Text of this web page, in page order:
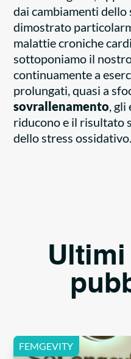
dai cambiamenti dello
dimostrato
malattie croniche
sottoponiamo il
continuamente a
prolungati, quasi a
sovrallenamento, gli
riducono e il risultato
dello stress ossidativo.